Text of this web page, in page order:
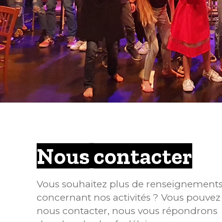
Nous contacter
Vous souhaitez plus de
concernant nos activités ? Vous pouvez
nous contacter, nous vous répondrons